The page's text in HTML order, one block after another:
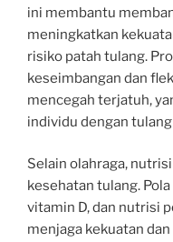
ini membantu
meningkatkan
risiko patah tulang.
keseimbangan dan
mencegah terjatuh,
individu dengan
Selain olahraga,
kesehatan tulang.
vitamin D, dan nutrisi
menjaga kekuatan